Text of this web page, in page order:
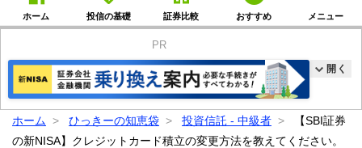
ホーム 投信の基礎 証券比較 おすすめ メニュー
PR
開く
ホーム ひっきーの知恵袋 投資信託 - 中級者
【SBI証券
の新NISA】クレジットカード積立の変更方法を教えてください。